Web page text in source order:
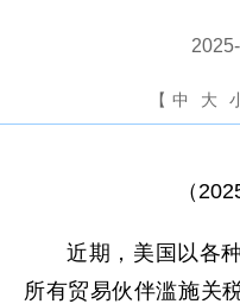
【 中 大
（
近期，美国以各
所有贸易伙伴滥施关